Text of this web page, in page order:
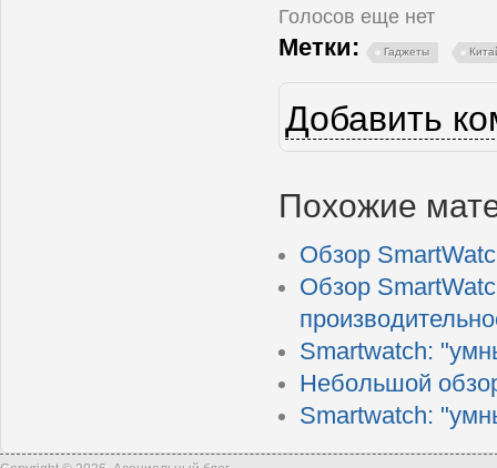
Голосов еще нет
Метки: Гаджеты
Добавить
Похожие
Обзор
Обзор
Smartwatch:
Небольшой
Smartwatch: